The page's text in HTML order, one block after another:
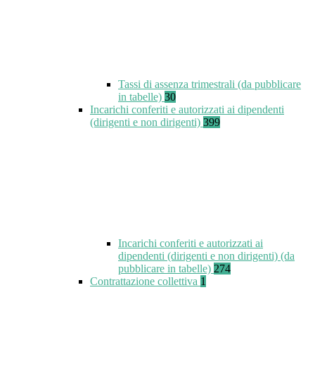
Tassi di assenza trimestrali (da pubblicare
in tabelle) 30
Incarichi conferiti e autorizzati ai dipendenti
(dirigenti e non dirigenti) 399
Incarichi conferiti e autorizzati ai
dipendenti (dirigenti e non dirigenti) (da
pubblicare in tabelle) 274
Contrattazione collettiva 1